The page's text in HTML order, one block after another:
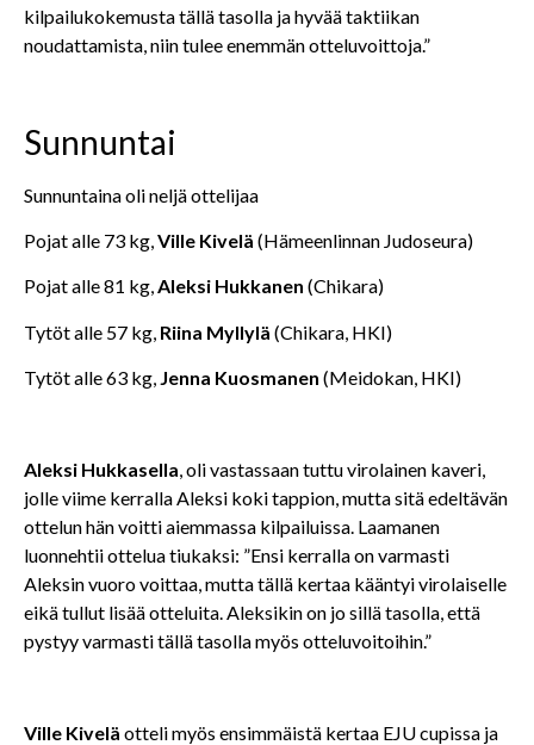
kilpailukokemusta tällä tasolla ja hyvää taktiikan
noudattamista, niin tulee enemmän otteluvoittoja.”
Sunnuntai
Sunnuntaina oli neljä ottelijaa
Pojat alle 73 kg,Ville Kivelä (Hämeenlinnan Judoseura)
Pojat alle 81 kg,Aleksi Hukkanen (Chikara)
Tytöt alle 57 kg, Riina Myllylä (Chikara, HKI)
Tytöt alle 63 kg, Jenna Kuosmanen (Meidokan, HKI)
Aleksi Hukkasella, oli vastassaan tuttu virolainen kaveri,
jolle viime kerralla Aleksi koki tappion, mutta sitä edeltävän
ottelun hän voitti aiemmassa kilpailuissa. Laamanen
luonnehtii ottelua tiukaksi: ”Ensi kerralla on varmasti
Aleksin vuoro voittaa, mutta tällä kertaa kääntyi virolaiselle
eikä tullut lisää otteluita. Aleksikin on jo sillä tasolla, että
pystyy varmasti tällä tasolla myös otteluvoitoihin.”
Ville Kivelä otteli myös ensimmäistä kertaa EJU cupissa ja